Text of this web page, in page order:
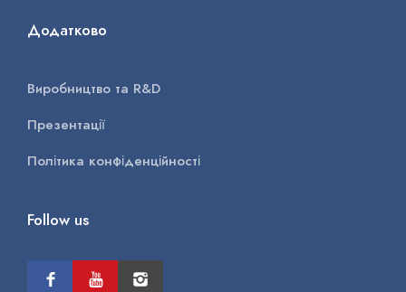
Додатково
Виробництво та R&D
Презентації
Політика конфіденційності
Follow us